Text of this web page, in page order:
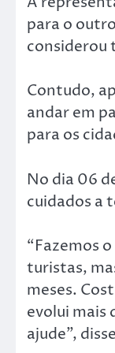
para o
considerou
Contudo,
andar em
para os
No dia 06
cuidados a
“Fazemos
turistas,
meses.
evolui mais
ajude”,